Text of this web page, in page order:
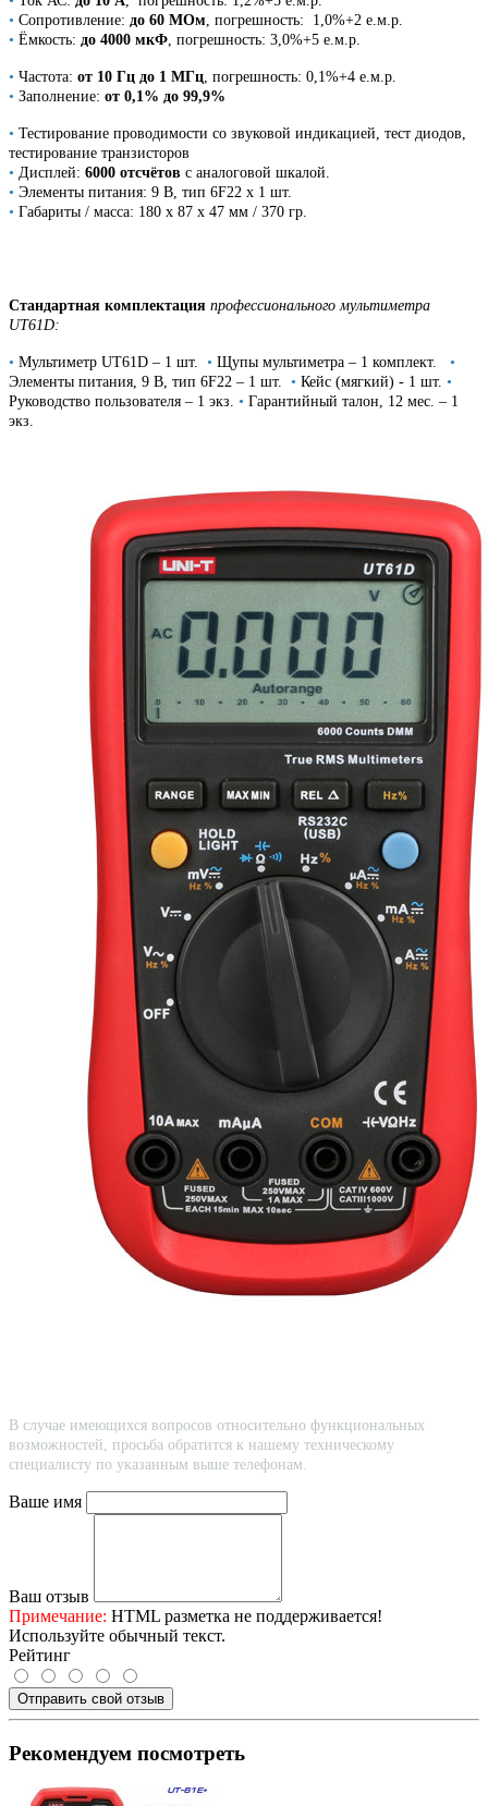
• Сопротивление: до 60 МОм , погрешность: 1,0%+2 е.м.р.
• Ёмкость: до 4000 мкФ , погрешность: 3,0%+5 е.м.р.
• Частота: от 10 Гц до 1 МГц , погрешность: 0,1%+4 е.м.р.
• Заполнение: от 0,1% до 99,9%
• Тестирование проводимости со звуковой индикацией, тест диодов,
тестирование транзисторов
• Дисплей: 6000 отсчётов с аналоговой шкалой.
• Элементы питания: 9 В, тип 6F22 х 1 шт.
• Габариты / масса: 180 x 87 x 47 мм / 370 гр.
Стандартная комплектация профессионального мультиметра
UT61D:
• Мультиметр UT61D – 1 шт. • Щупы мультиметра – 1 комплект.
•
Элементы питания, 9 В, тип 6F22 – 1 шт. • Кейс (мягкий) - 1 шт. •
Руководство пользователя – 1 экз. • Гарантийный талон, 12 мес. – 1
экз.
В случае имеющихся вопросов относительно функциональных
возможностей, просьба обратится к нашему техническому
специалисту по указанным выше телефонам.
Ваше имя
Ваш отзыв
Примечание: HTML разметка не поддерживается!
Используйте обычный текст.
Рейтинг
Отправить свой отзыв
Рекомендуем посмотреть